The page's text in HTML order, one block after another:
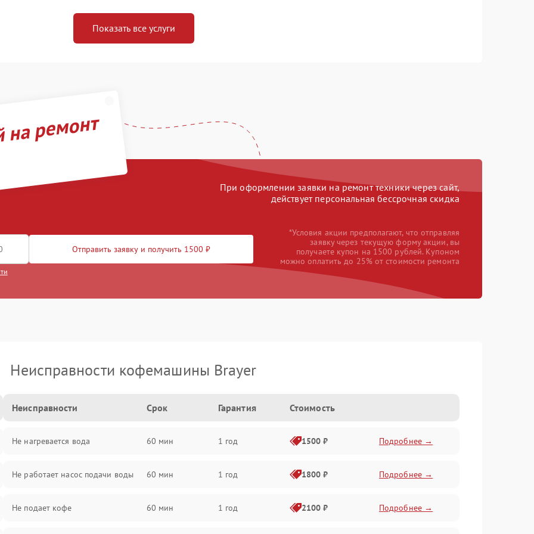
Показать все услуги
ремонт
При оформлении заявки на ремонт техники через сайт,
действует персональная бессрочная скидка
Отправить заявку и получить 1500 ₽
*Условия акции предполагают, что отправляя
заявку через текущую форму акции, вы
получаете купон на 1500 рублей. Купоном
можно оплатить до 25% от стоимости ремонта
Неисправности кофемашины Brayer
Неисправности Срок Гарантия Стоимость
Не нагревается вода 60 мин 1 год 1500 ₽ Подробнее →
Не работает насос подачи воды 60 мин 1 год 1800 ₽ Подробнее →
Не подает кофе 60 мин 1 год 2100 ₽ Подробнее →